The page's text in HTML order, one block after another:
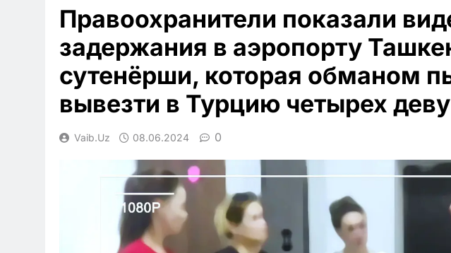
Правоохранители показали
задержания в аэропорту
сутенёрши, которая обманом
вывезти в Турцию четырех
Vaib.uz 08.06.2024 0